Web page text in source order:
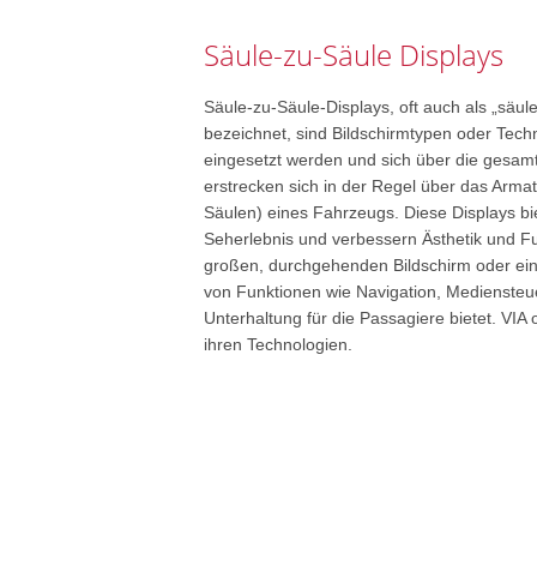
Säule-zu-Säule Displays
Säule-zu-Säule-Displays, oft auch als
bezeichnet, sind Bildschirmtypen oder
eingesetzt werden und sich über die
erstrecken sich in der Regel über das
Säulen) eines Fahrzeugs. Diese Displays
Seherlebnis und verbessern Ästhetik und
großen, durchgehenden Bildschirm oder
von Funktionen wie Navigation,
Unterhaltung für die Passagiere bietet.
ihren Technologien.